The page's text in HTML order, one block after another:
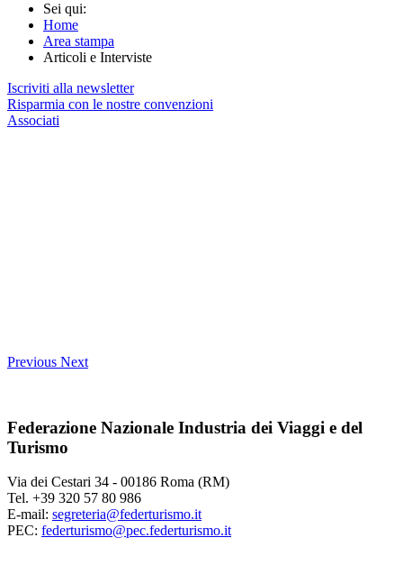
Sei qui:
Home
Area stampa
Articoli e Interviste
Iscriviti alla newsletter
Risparmia con le nostre convenzioni
Associati
Previous Next
Federazione Nazionale Industria dei Viaggi e del
Turismo
Via dei Cestari 34 - 00186 Roma (RM)
Tel. +39 320 57 80 986
E-mail: segreteria@federturismo.it
PEC: federturismo@pec.federturismo.it